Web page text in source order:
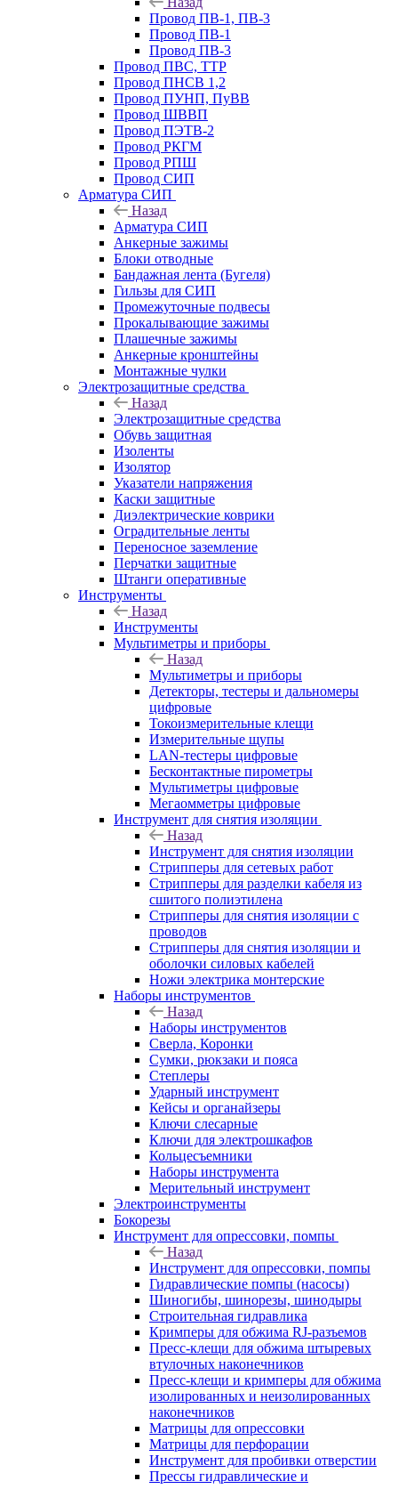
Провод ПВ-1, ПВ-3
Провод ПВ-1
Провод ПВ-3
Провод ПВС, ТТР
Провод ПНСВ 1,2
Провод ПУНП, ПуВВ
Провод ШВВП
Провод ПЭТВ-2
Провод РКГМ
Провод РПШ
Провод СИП
Арматура СИП
Назад
Арматура СИП
Анкерные зажимы
Блоки отводные
Бандажная лента (Бугеля)
Гильзы для СИП
Промежуточные подвесы
Прокалывающие зажимы
Плашечные зажимы
Анкерные кронштейны
Монтажные чулки
Электрозащитные средства
Назад
Электрозащитные средства
Обувь защитная
Изоленты
Изолятор
Указатели напряжения
Каски защитные
Диэлектрические коврики
Оградительные ленты
Переносное заземление
Перчатки защитные
Штанги оперативные
Инструменты
Назад
Инструменты
Мультиметры и приборы
Назад
Мультиметры и приборы
Детекторы, тестеры и дальномеры
цифровые
Токоизмерительные клещи
Измерительные щупы
LAN-тестеры цифровые
Бесконтактные пирометры
Мультиметры цифровые
Мегаомметры цифровые
Инструмент для снятия изоляции
Назад
Инструмент для снятия изоляции
Стрипперы для сетевых работ
Стрипперы для разделки кабеля из
сшитого полиэтилена
Cтрипперы для снятия изоляции с
проводов
Стрипперы для снятия изоляции и
оболочки силовых кабелей
Ножи электрика монтерские
Наборы инструментов
Назад
Наборы инструментов
Сверла, Коронки
Сумки, рюкзаки и пояса
Степлеры
Ударный инструмент
Кейсы и органайзеры
Ключи слесарные
Ключи для электрошкафов
Кольцесъемники
Наборы инструмента
Мерительный инструмент
Электроинструменты
Бокорезы
Инструмент для опрессовки, помпы
Назад
Инструмент для опрессовки, помпы
Гидравлические помпы (насосы)
Шиногибы, шинорезы, шинодыры
Строительная гидравлика
Кримперы для обжима RJ-разъемов
Пресс-клещи для обжима штыревых
втулочных наконечников
Пресс-клещи и кримперы для обжима
изолированных и неизолированных
наконечников
Матрицы для опрессовки
Матрицы для перфорации
Инструмент для пробивки отверстии
Прессы гидравлические и